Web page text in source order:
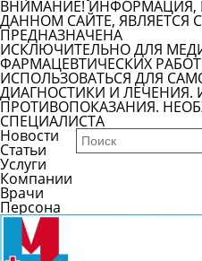
ВНИМАНИЕ! ИНФОРМАЦИЯ,
ДАННОМ САЙТЕ,
ПРЕДНАЗНАЧЕНА
ИСКЛЮЧИТЕЛЬНО ДЛЯ
ФАРМАЦЕВТИЧЕСКИХ
ИСПОЛЬЗОВАТЬСЯ ДЛЯ
ДИАГНОСТИКИ И ЛЕЧЕНИЯ.
ПРОТИВОПОКАЗАНИЯ.
СПЕЦИАЛИСТА
Новости
Статьи
Услуги
Компании
Врачи
Персона